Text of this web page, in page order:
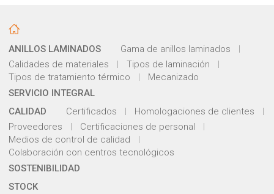
ANILLOS LAMINADOS
Gama de anillos laminados
Calidades de materiales
Tipos de laminación
Tipos de tratamiento térmico
Mecanizado
SERVICIO INTEGRAL
CALIDAD
Certificados
Homologaciones de clientes
Proveedores
Certificaciones de personal
Medios de control de calidad
Colaboración con centros tecnológicos
SOSTENIBILIDAD
STOCK